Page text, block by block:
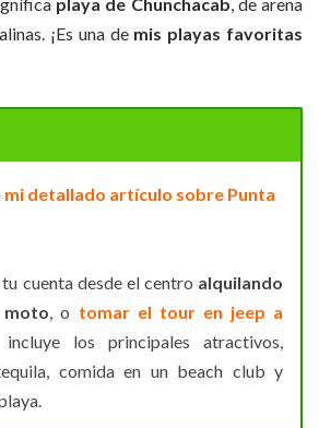
¡Es una de mis playas favoritas
mi detallado artículo sobre Punta
cuenta desde el centro alquilando
moto, o tomar el tour en jeep a
los principales atractivos,
comida en un beach club y